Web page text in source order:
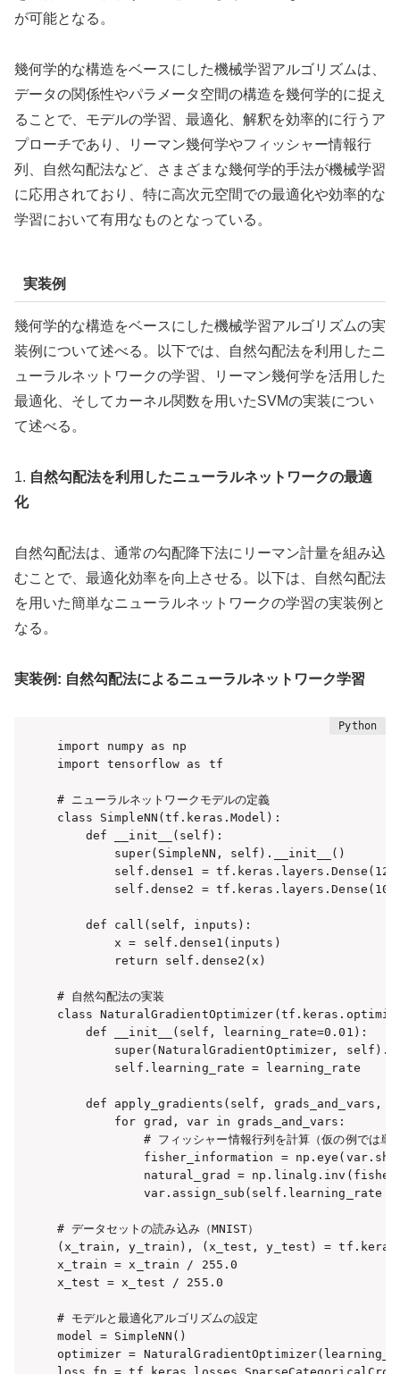
が可能となる。
幾何学的な構造をベースにした機械学習アルゴリズムは、
データの関係性やパラメータ空間の構造を幾何学的に捉え
ることで、モデルの学習、最適化、解釈を効率的に行うア
プローチであり、リーマン幾何学やフィッシャー情報行
列、自然勾配法など、さまざまな幾何学的手法が機械学習
に応用されており、特に高次元空間での最適化や効率的な
学習において有用なものとなっている。
実装例
幾何学的な構造をベースにした機械学習アルゴリズムの実
装例について述べる。以下では、自然勾配法を利用したニ
ューラルネットワークの学習、リーマン幾何学を活用した
最適化、そしてカーネル関数を用いたSVMの実装につい
て述べる。
1. 自然勾配法を利用したニューラルネットワークの最適
化
自然勾配法は、通常の勾配降下法にリーマン計量を組み込
むことで、最適化効率を向上させる。以下は、自然勾配法
を用いた簡単なニューラルネットワークの学習の実装例と
なる。
実装例: 自然勾配法によるニューラルネットワーク学習
import numpy as np
import tensorflow as tf
# ニューラルネットワークモデルの定義
class SimpleNN(tf.keras.Model):
    def __init__(self):
        super(SimpleNN, self).__init__()
self.dense1 =
self.dense2 =
    def call(self, inputs):
        x = self.dense1(inputs)
        return self.dense2(x)
# 自然勾配法の実装
class
    def __init__(self, learning_rate=0.01):
super(NaturalGradientOptimizer,
        self.learning_rate = learning_rate
def apply_gradients(self, grads_and_vars,
        for grad, var in grads_and_vars:
# フィッシャー情報行列を計算（仮の例では単
fisher_information =
natural_grad =
var.assign_sub(self.learning_rate
# データセットの読み込み（MNIST）
(x_train, y_train), (x_test, y_test) =
x_train = x_train / 255.0
x_test = x_test / 255.0
# モデルと最適化アルゴリズムの設定
model = SimpleNN()
optimizer =